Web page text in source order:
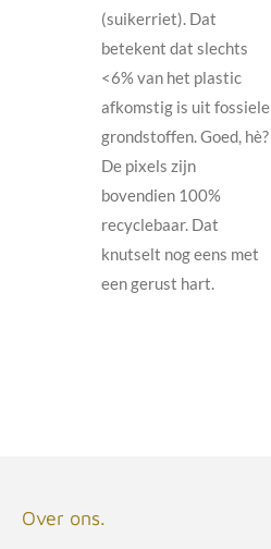
(suikerriet). Dat
betekent dat slechts
<6% van het plastic
afkomstig is uit fossiele
grondstoffen. Goed, hè?
De pixels zijn
bovendien 100%
recyclebaar. Dat
knutselt nog eens met
een gerust hart.
Over ons.